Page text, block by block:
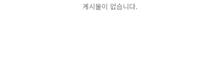
게시물이 없습니다.